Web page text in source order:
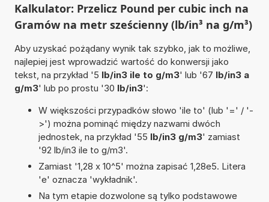
Kalkulator: Przelicz Pound per cubic inch na
Gramów na metr sześcienny (lb/in³ na g/m³)
Aby uzyskać pożądany wynik tak szybko, jak to możliwe,
najlepiej jest wprowadzić wartość do konwersji jako
tekst, na przykład '5 lb/in3 ile to g/m3' lub '67 lb/in3 a
g/m3' lub po prostu '30 lb/in3':
W większości przypadków słowo 'ile to' (lub '=' / '-
>') można pominąć między nazwami dwóch
jednostek, na przykład '55 lb/in3 g/m3' zamiast
'92 lb/in3 ile to g/m3'.
Zamiast '1,28 x 10^5' można zapisać 1,28e5. Litera
'e' oznacza 'wykładnik'.
Na tym etapie dozwolone są tylko podstawowe